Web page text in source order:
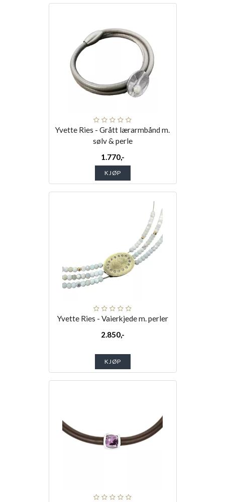
Yvette Ries - Grått lærarmbånd m.
sølv & perle
1.770,-
KJØP
Yvette Ries - Vaierkjede m. perler
2.850,-
KJØP